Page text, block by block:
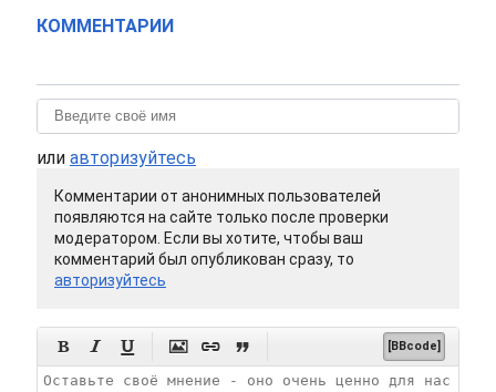
КОММЕНТАРИИ
или авторизуйтесь
Комментарии от анонимных пользователей
появляются на сайте только после проверки
модератором. Если вы хотите, чтобы ваш
комментарий был опубликован сразу, то
авторизуйтесь
      [BBcode]